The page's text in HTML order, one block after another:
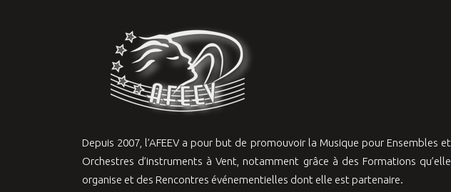
Depuis 2007, l’AFEEV a pour but de promouvoir la Musique pour Ensembles et
Orchestres d’instruments à Vent, notamment grâce à des Formations qu’elle
organise et des Rencontres événementielles dont elle est partenaire.